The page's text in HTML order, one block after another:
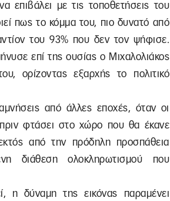
επιβάλει με τις τοποθετήσεις του
πως το κόμμα του, πιο δυνατό από
του 93% που δεν τον ψήφισε.
επί της ουσίας ο Μιχαλολιάκος
ορίζοντας εξαρχής το πολιτικό
από άλλες εποχές, όταν οι
φτάσει στο χώρο που θα έκανε
από την πρόδηλη προσπάθεια
διάθεση ολοκληρωτισμού που
η δύναμη της εικόνας παραμένει